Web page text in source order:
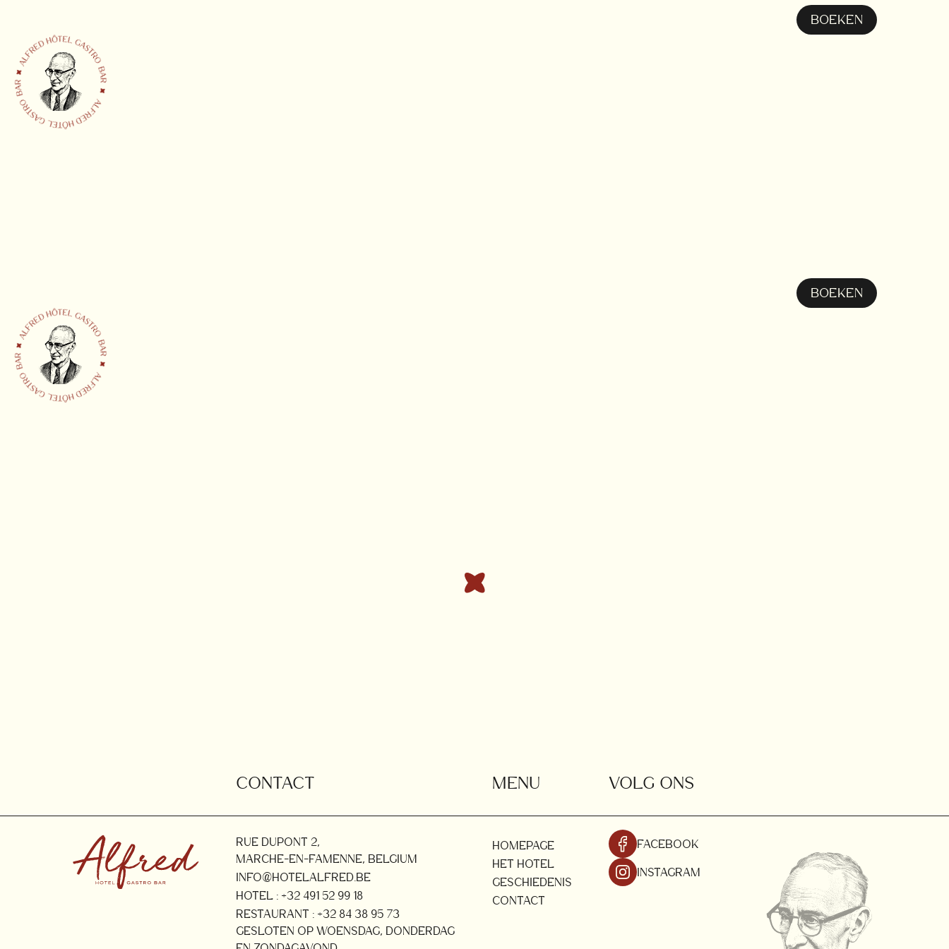
BOEKEN
BOEKEN
CONTACT
RUE DUPONT 2,
MARCHE-EN-FAMENNE, BELGIUM
INFO@HOTELALFRED.BE
HOTEL : +32 491 52 99 18
RESTAURANT : +32 84 38 95 73
GESLOTEN OP WOENSDAG, DONDERDAG
MENU
HOMEPAGE
HET HOTEL
GESCHIEDENIS
CONTACT
VOLG ONS
FACEBOOK
INSTAGRAM